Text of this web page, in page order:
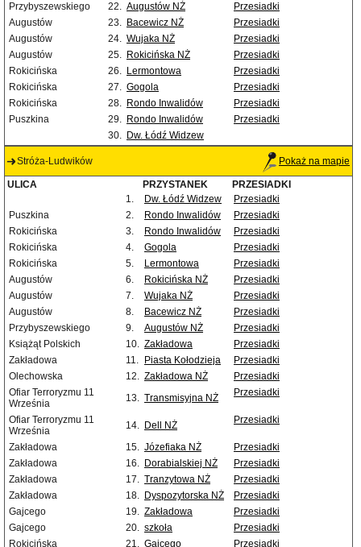
Przybyszewskiego
22. Augustów NŻ
Przesiadki
Augustów
23. Bacewicz NŻ
Przesiadki
Augustów
24. Wujaka NŻ
Przesiadki
Augustów
25. Rokicińska NŻ
Przesiadki
Rokicińska
26. Lermontowa
Przesiadki
Rokicińska
27. Gogola
Przesiadki
Rokicińska
28. Rondo Inwalidów
Przesiadki
Puszkina
29. Rondo Inwalidów
Przesiadki
30. Dw. Łódź Widzew
Stróża-Ludwików Pokaż na mapie
ULICA PRZYSTANEK
PRZESIADKI
1.
Dw. Łódź Widzew
Przesiadki
Puszkina
2. Rondo Inwalidów
Przesiadki
Rokicińska
3. Rondo Inwalidów
Przesiadki
Rokicińska
4. Gogola
Przesiadki
Rokicińska
5. Lermontowa
Przesiadki
Augustów
6. Rokicińska NŻ
Przesiadki
Augustów
7. Wujaka NŻ
Przesiadki
Augustów
8. Bacewicz NŻ
Przesiadki
Przybyszewskiego
9. Augustów NŻ
Przesiadki
Książąt Polskich
10. Zakładowa
Przesiadki
Zakładowa
11. Piasta Kołodzieja
Przesiadki
Olechowska
12. Zakładowa NŻ
Przesiadki
Ofiar Terroryzmu 11
Września
13. Transmisyjna NŻ Przesiadki
Ofiar Terroryzmu 11
Września
14. Dell NŻ Przesiadki
Zakładowa 15. Józefiaka NŻ
Przesiadki
Zakładowa
16. Dorabialskiej NŻ
Przesiadki
Zakładowa
17. Tranzytowa NŻ
Przesiadki
Zakładowa
18. Dyspozytorska NŻ
Przesiadki
Gajcego
19. Zakładowa
Przesiadki
Gajcego
20. szkoła
Przesiadki
Rokicińska
21. Gajcego Przesiadki